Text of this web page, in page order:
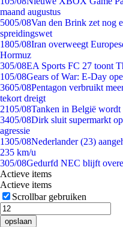
maand augustus
5005/08Van den Brink zet nog
spreidingswet
1805/08Iran overweegt
Hormuz
305/08EA Sports FC 27 toont
105/08Gears of War: E-Day
3605/08Pentagon verbruikt
tekort dreigt
2105/08Tanken in België
3405/08Dirk sluit supermarkt
agressie
1305/08Nederlander (23)
235 km/u
305/08Gedurfd NEC blijft
Actieve items
Actieve items
Scrollbar gebruiken
opslaan